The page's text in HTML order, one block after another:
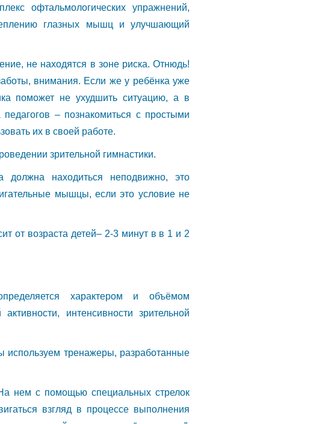
офтальмологических упражнений,
глазных мышц и улучшающий
не находятся в зоне риска. Отнюдь!
внимания. Если же у ребёнка уже
поможет не ухудшить ситуацию, а в
– познакомиться с простыми
их в своей работе.
зрительной гимнастики.
должна находиться неподвижно, это
мышцы, если это условие не
от возраста детей– 2-3 минут в в 1 и 2
характером и объёмом
интенсивности зрительной
используем тренажеры, разработанные
нем с помощью специальных стрелок
взгляд в процессе выполнения